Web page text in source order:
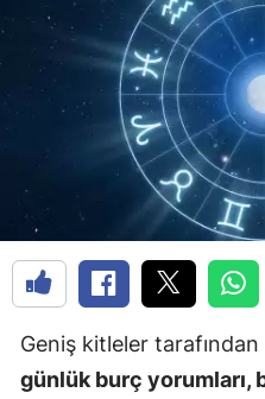
Geniş kitleler
günlük burç yorumları,